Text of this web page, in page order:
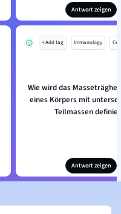
Antwort zeigen
+ Add tag Immunology
Wie wird das
eines Körpers mit
Teilmassen
Antwort zeigen